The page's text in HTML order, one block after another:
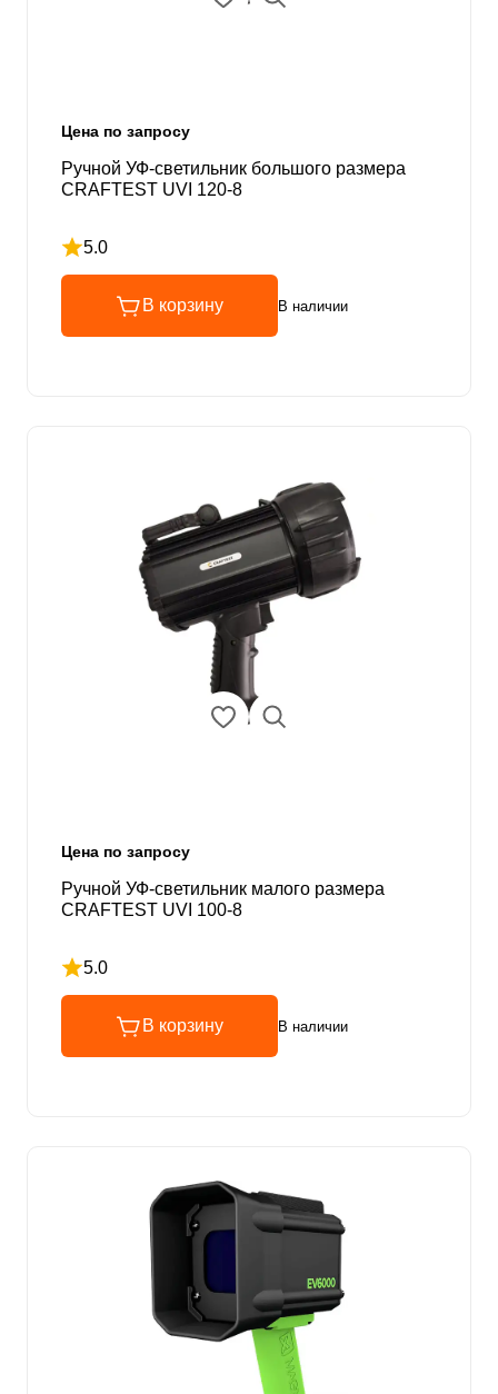
Цена по запросу
Ручной УФ-светильник большого размера
CRAFTEST UVI 120-8
5.0
Рейтинг 5 из 5
В корзину В наличии
Цена по запросу
Ручной УФ-светильник малого размера
CRAFTEST UVI 100-8
5.0
Рейтинг 5 из 5
В корзину В наличии